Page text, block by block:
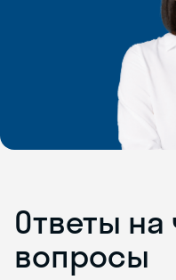
Ответы на
вопросы